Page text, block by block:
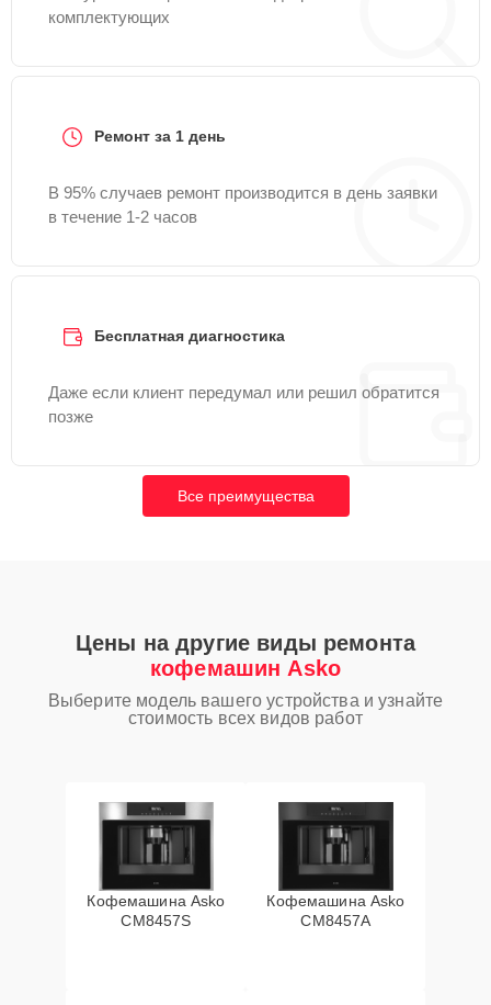
комплектующих
Ремонт за 1 день
В 95% случаев ремонт производится в день заявки
в течение 1-2 часов
Бесплатная диагностика
Даже если клиент передумал или решил обратится
позже
Все преимущества
Цены на другие виды ремонта
кофемашин Asko
Выберите модель вашего устройства и узнайте
стоимость всех видов работ
Кофемашина Asko
CM8457S
Кофемашина Asko
CM8457A